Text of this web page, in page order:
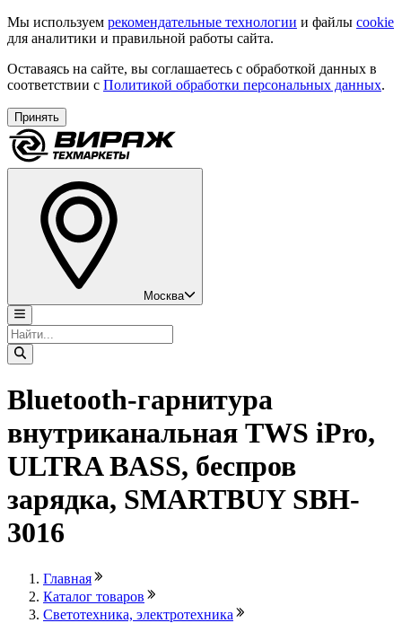
Мы используем рекомендательные технологии и файлы cookie
для аналитики и правильной работы сайта.
Оставаясь на сайте, вы соглашаетесь с обработкой данных в
соответствии с Политикой обработки персональных данных.
Принять
Москва
Bluetooth-гарнитура
внутриканальная TWS iPro,
ULTRA BASS, беспров
зарядка, SMARTBUY SBH-
3016
Главная
Каталог товаров
Светотехника, электротехника